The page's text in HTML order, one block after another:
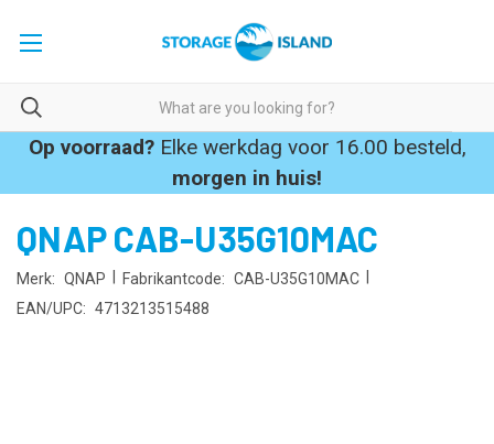
Op voorraad?Elke werkdag voor 16.00 besteld,
morgen in huis!
QNAP CAB-U35G10MAC
Merk: QNAP Fabrikantcode: CAB-U35G10MAC
EAN/UPC: 4713213515488